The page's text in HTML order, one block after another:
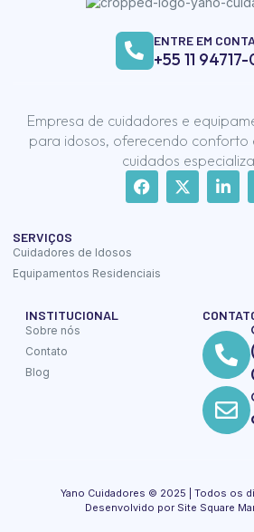
ENTRE EM
+55 11
Empresa de cuidadores e
para idosos, oferecendo conforto
cuidados
SERVIÇOS
Cuidadores de Idosos
Equipamentos Residenciais
INSTITUCIONAL
Sobre nós
Contato
Blog
Yano Cuidadores © 2025 | Todos os
Desenvolvido por Site Square